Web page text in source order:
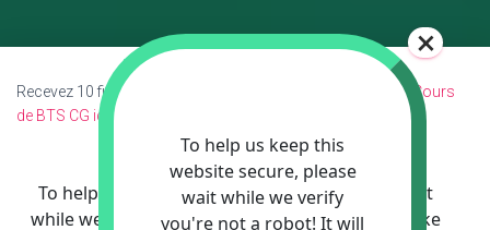
V
Recevez 10 fiches révision ci-dessous puis découvrez les
Cours
de BTS CG ici